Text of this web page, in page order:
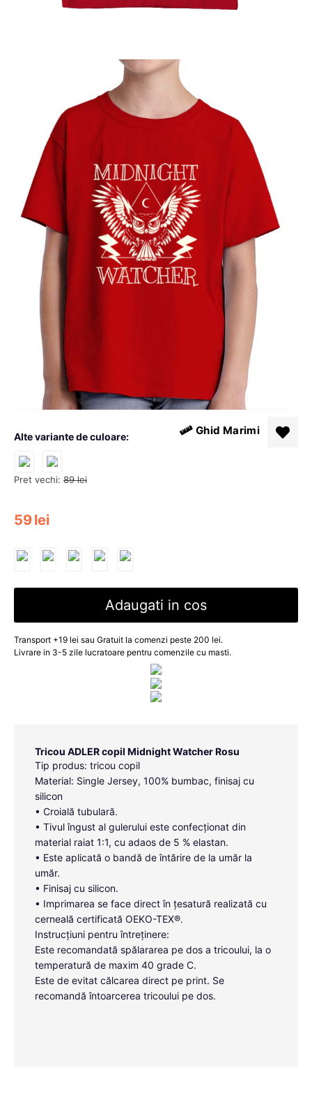
Pret vechi: 89 lei
59lei
Alte variante de culoare: Ghid Marimi
Adaugati in cos
Transport +19 lei sau Gratuit la comenzi peste 200 lei.
Livrare in 3-5 zile lucratoare pentru comenzile cu masti.
Tricou ADLER copil Midnight Watcher Rosu
Tip produs: tricou copil
Material: Single Jersey, 100% bumbac, finisaj cu
silicon
• Croială tubulară.
• Tivul îngust al gulerului este confecționat din
material raiat 1:1, cu adaos de 5 % elastan.
• Este aplicată o bandă de întărire de la umăr la
umăr.
• Finisaj cu silicon.
• Imprimarea se face direct în țesatură realizată cu
cerneală certificată OEKO-TEX®.
Instrucțiuni pentru întreținere:
Este recomandată spălararea pe dos a tricoului, la o
temperatură de maxim 40 grade C.
Este de evitat călcarea direct pe print. Se
recomandă întoarcerea tricoului pe dos.